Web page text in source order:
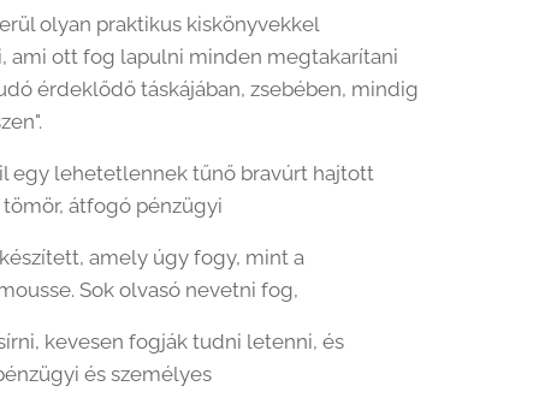
olyan praktikus kiskönyvekkel
ami ott fog lapulni minden megtakarítani
érdeklődő táskájában, zsebében, mindig
egy lehetetlennek tűnő bravúrt hajtott
átfogó pénzügyi
amely úgy fogy, mint a
Sok olvasó nevetni fog,
kevesen fogják tudni letenni, és
és személyes